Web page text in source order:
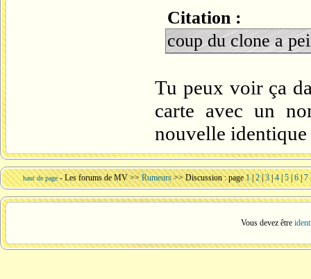
Citation :
coup du clone a
Tu peux voir ça
carte avec un
nouvelle
haut de page -Les forums de MV>>Rumeurs >> Discussion : page1|2|3 |4 |5|6 |7
Vous devez être